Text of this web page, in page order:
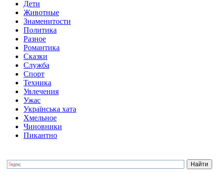
Дети
Животные
Знаменитости
Политика
Разное
Романтика
Сказки
Служба
Спорт
Техника
Увлечения
Ужас
Українська хата
Хмельное
Чиновники
Пикантно